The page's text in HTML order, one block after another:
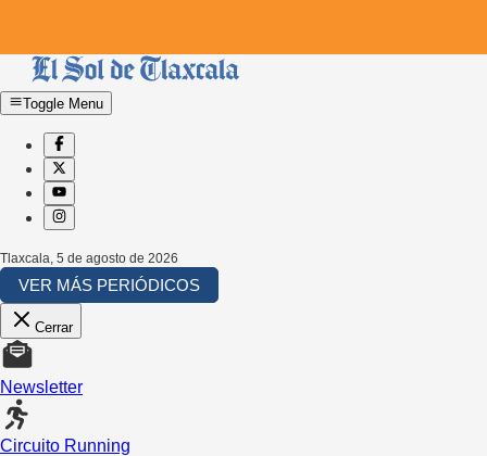
Toggle Menu
Tlaxcala 5 de agosto de 2026
VER MÁS PERIÓDICOS
Cerrar
Newsletter
Circuito Running